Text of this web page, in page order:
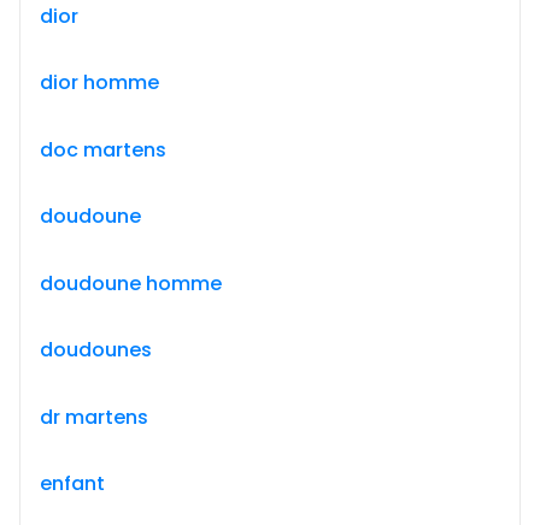
dior
dior homme
doc martens
doudoune
doudoune homme
doudounes
dr martens
enfant